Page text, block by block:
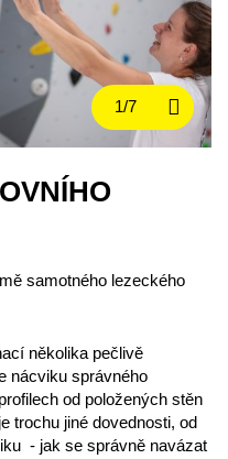
samotného lezeckého
několika pečlivě
nácviku správného
od položených stěn
trochu jiné dovednosti, od
- jak se správně navázat